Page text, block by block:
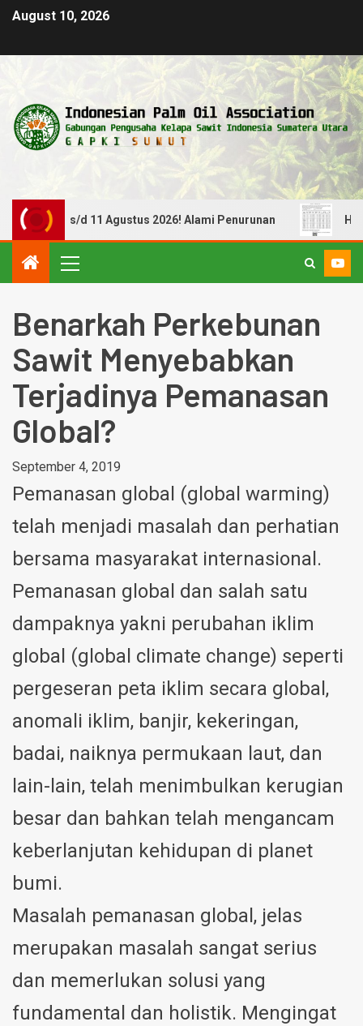
August 10, 2026
05 s/d 11 Agustus 2026! Alami Penurunan Harga
Benarkah Perkebunan
Sawit Menyebabkan
Terjadinya Pemanasan
Global?
September 4, 2019
Pemanasan global (global warming)
telah menjadi masalah dan perhatian
bersama masyarakat internasional.
Pemanasan global dan salah satu
dampaknya yakni perubahan iklim
global (global climate change) seperti
pergeseran peta iklim secara global,
anomali iklim, banjir, kekeringan,
badai, naiknya permukaan laut, dan
lain-lain, telah menimbulkan kerugian
besar dan bahkan telah mengancam
keberlanjutan kehidupan di planet
bumi.
Masalah pemanasan global, jelas
merupakan masalah sangat serius
dan memerlukan solusi yang
fundamental dan holistik. Mengingat